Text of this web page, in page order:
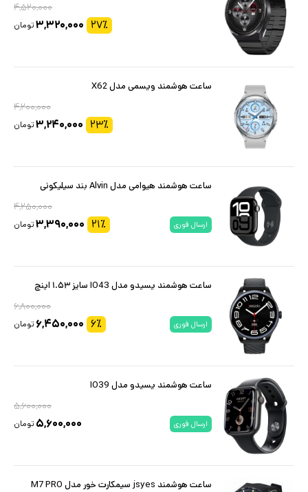
۴,۵۲۰,۰۰۰
۲۷٪ ۳,۳۲۰,۰۰۰تومان
ساعت هوشمند ویسمی مدل X62
۴,۲۰۰,۰۰۰
۲۳٪ ۳,۲۴۰,۰۰۰تومان
ساعت هوشمند هیوامی مدل Alvin بند سیلیکونی
۴,۲۵۰,۰۰۰
ارسال فوری ۲۱٪ ۳,۳۹۰,۰۰۰تومان
ساعت هوشمند یسیدو مدل IO43 سایز ۱.۵۳ اینچ
۶,۸۰۰,۰۰۰
ارسال فوری ۶٪ ۶,۴۵۰,۰۰۰ تومان
ساعت هوشمند یسیدو مدل IO39
۵,۶۰۰,۰۰۰
ارسال فوری ۵,۶۰۰,۰۰۰ تومان
ساعت هوشمند jsyes سیمکارت خور مدل M7 PRO